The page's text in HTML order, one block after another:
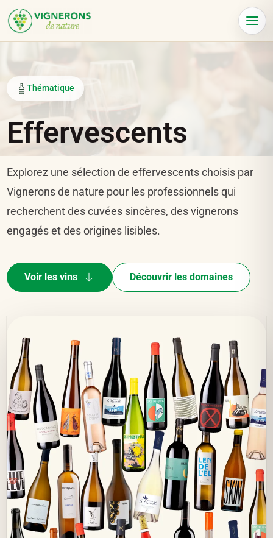
Menu
Thématique
Effervescents
Explorez une sélection de effervescents choisis par
Vignerons de nature pour les professionnels qui
recherchent des cuvées sincères, des vignerons
engagés et des origines lisibles.
Voir les vins Découvrir les domaines
Panneau de gestion des cookies